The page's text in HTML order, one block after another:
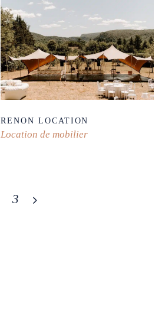
RENON LOCATION
Location de mobilier
3